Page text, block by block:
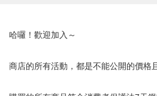
哈囉！歡迎加入～
商店的所有活動，都是不能公開的價格